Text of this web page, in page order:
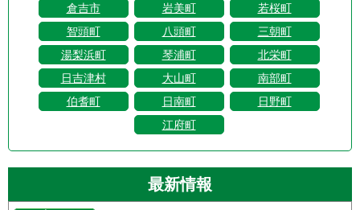
倉吉市
岩美町
若桜町
智頭町
八頭町
三朝町
湯梨浜町
琴浦町
北栄町
日吉津村
大山町
南部町
伯耆町
日南町
日野町
江府町
最新情報